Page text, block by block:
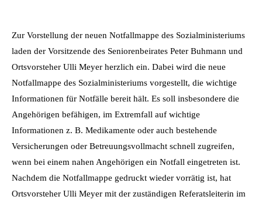
Zur Vorstellung der neuen Notfallmappe des Sozialministeriums
laden der Vorsitzende des Seniorenbeirates Peter Buhmann und
Ortsvorsteher Ulli Meyer herzlich ein. Dabei wird die neue
Notfallmappe des Sozialministeriums vorgestellt, die wichtige
Informationen für Notfälle bereit hält. Es soll insbesondere die
Angehörigen befähigen, im Extremfall auf wichtige
Informationen z. B. Medikamente oder auch bestehende
Versicherungen oder Betreuungsvollmacht schnell zugreifen,
wenn bei einem nahen Angehörigen ein Notfall eingetreten ist.
Nachdem die Notfallmappe gedruckt wieder vorrätig ist, hat
Ortsvorsteher Ulli Meyer mit der zuständigen Referatsleiterin im